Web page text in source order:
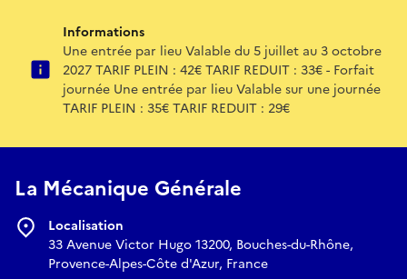
Informations
Une entrée par lieu Valable du 5 juillet au 3 octobre
2027 TARIF PLEIN : 42€ TARIF REDUIT : 33€ - Forfait
journée Une entrée par lieu Valable sur une journée
TARIF PLEIN : 35€ TARIF REDUIT : 29€
La Mécanique Générale
Localisation
33 Avenue Victor Hugo 13200, Bouches-du-Rhône,
Provence-Alpes-Côte d'Azur, France